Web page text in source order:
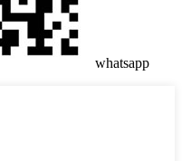
whatsapp